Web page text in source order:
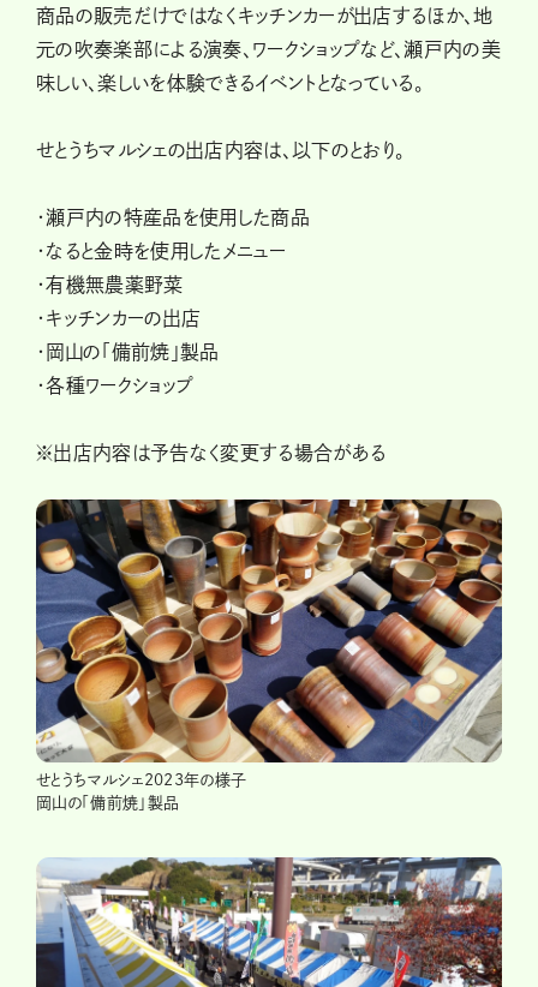
商品の販売だけではなくキッチンカーが出店するほか、地
元の吹奏楽部による演奏、ワークショップなど、瀬戸内の美
味しい、楽しいを体験できるイベントとなっている。
せとうちマルシェの出店内容は、以下のとおり。
・瀬戸内の特産品を使用した商品
・なると金時を使用したメニュー
・有機無農薬野菜
・キッチンカーの出店
・岡山の「備前焼」製品
・各種ワークショップ
※出店内容は予告なく変更する場合がある
せとうちマルシェ2023年の様子
岡山の「備前焼」製品